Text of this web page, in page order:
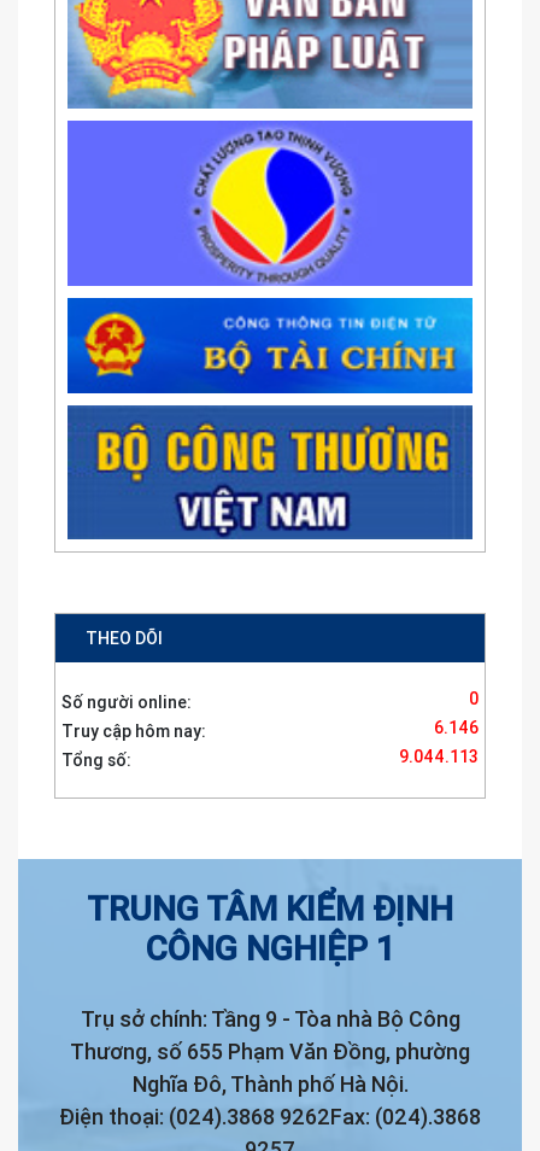
THEO DÕI
Số người online:
0
Truy cập hôm nay:
6.146
Tổng số:
9.044.113
TRUNG TÂM KIỂM ĐỊNH
CÔNG NGHIỆP 1
Trụ sở chính: Tầng 9 - Tòa nhà Bộ Công
Thương, số 655 Phạm Văn Đồng, phường
Nghĩa Đô, Thành phố Hà Nội.
Điện thoại: (024).3868 9262Fax: (024).3868